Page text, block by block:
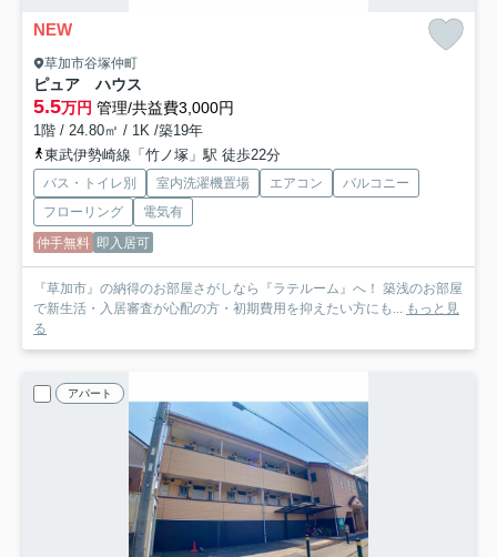
NEW
草加市谷塚仲町
ピュア ハウス
5.5万円 管理/共益費3,000円
1階 / 24.80㎡ / 1K /築19年
東武伊勢崎線「竹ノ塚」駅 徒歩22分
バス・トイレ別 室内洗濯機置場 エアコン
バルコニー
フローリング
電気有
仲手無料 即入居可
『草加市』の納得のお部屋さがしなら『ラテルーム』へ！ 築浅のお部屋
で新生活・入居審査が心配の方・初期費用を抑えたい方にも... もっと見
る
アパート